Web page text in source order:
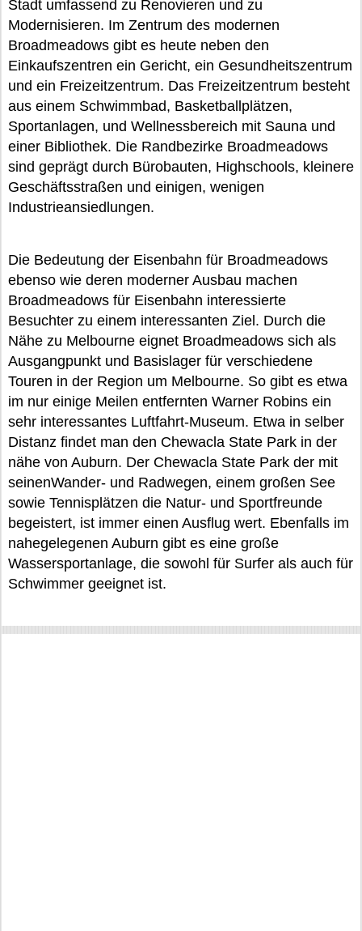
Stadt umfassend zu Renovieren und zu
Modernisieren. Im Zentrum des modernen
Broadmeadows gibt es heute neben den
Einkaufszentren ein Gericht, ein Gesundheitszentrum
und ein Freizeitzentrum. Das Freizeitzentrum besteht
aus einem Schwimmbad, Basketballplätzen,
Sportanlagen, und Wellnessbereich mit Sauna und
einer Bibliothek. Die Randbezirke Broadmeadows
sind geprägt durch Bürobauten, Highschools, kleinere
Geschäftsstraßen und einigen, wenigen
Industrieansiedlungen.
Die Bedeutung der Eisenbahn für Broadmeadows
ebenso wie deren moderner Ausbau machen
Broadmeadows für Eisenbahn interessierte
Besuchter zu einem interessanten Ziel. Durch die
Nähe zu Melbourne eignet Broadmeadows sich als
Ausgangpunkt und Basislager für verschiedene
Touren in der Region um Melbourne. So gibt es etwa
im nur einige Meilen entfernten Warner Robins ein
sehr interessantes Luftfahrt-Museum. Etwa in selber
Distanz findet man den Chewacla State Park in der
nähe von Auburn. Der Chewacla State Park der mit
seinenWander- und Radwegen, einem großen See
sowie Tennisplätzen die Natur- und Sportfreunde
begeistert, ist immer einen Ausflug wert. Ebenfalls im
nahegelegenen Auburn gibt es eine große
Wassersportanlage, die sowohl für Surfer als auch für
Schwimmer geeignet ist.